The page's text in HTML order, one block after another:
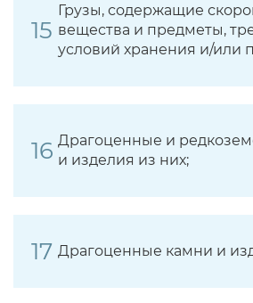
Грузы, содержащие
вещества и предметы,
условий хранения и/или
Драгоценные и
и изделия из них;
Драгоценные камни и